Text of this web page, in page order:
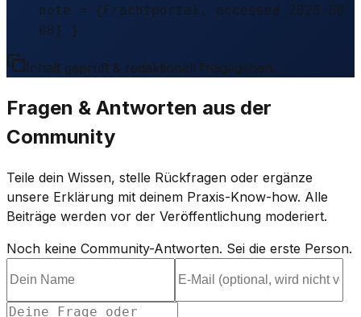
note = {Frachtportal, accessed 2026-08-
08} }
Inhalt geprüft & redaktionell freigegeben.
Fragen & Antworten aus der
Community
Teile dein Wissen, stelle Rückfragen oder ergänze
unsere Erklärung mit deinem Praxis-Know-how. Alle
Beiträge werden vor der Veröffentlichung moderiert.
Noch keine Community-Antworten. Sei die erste Person.